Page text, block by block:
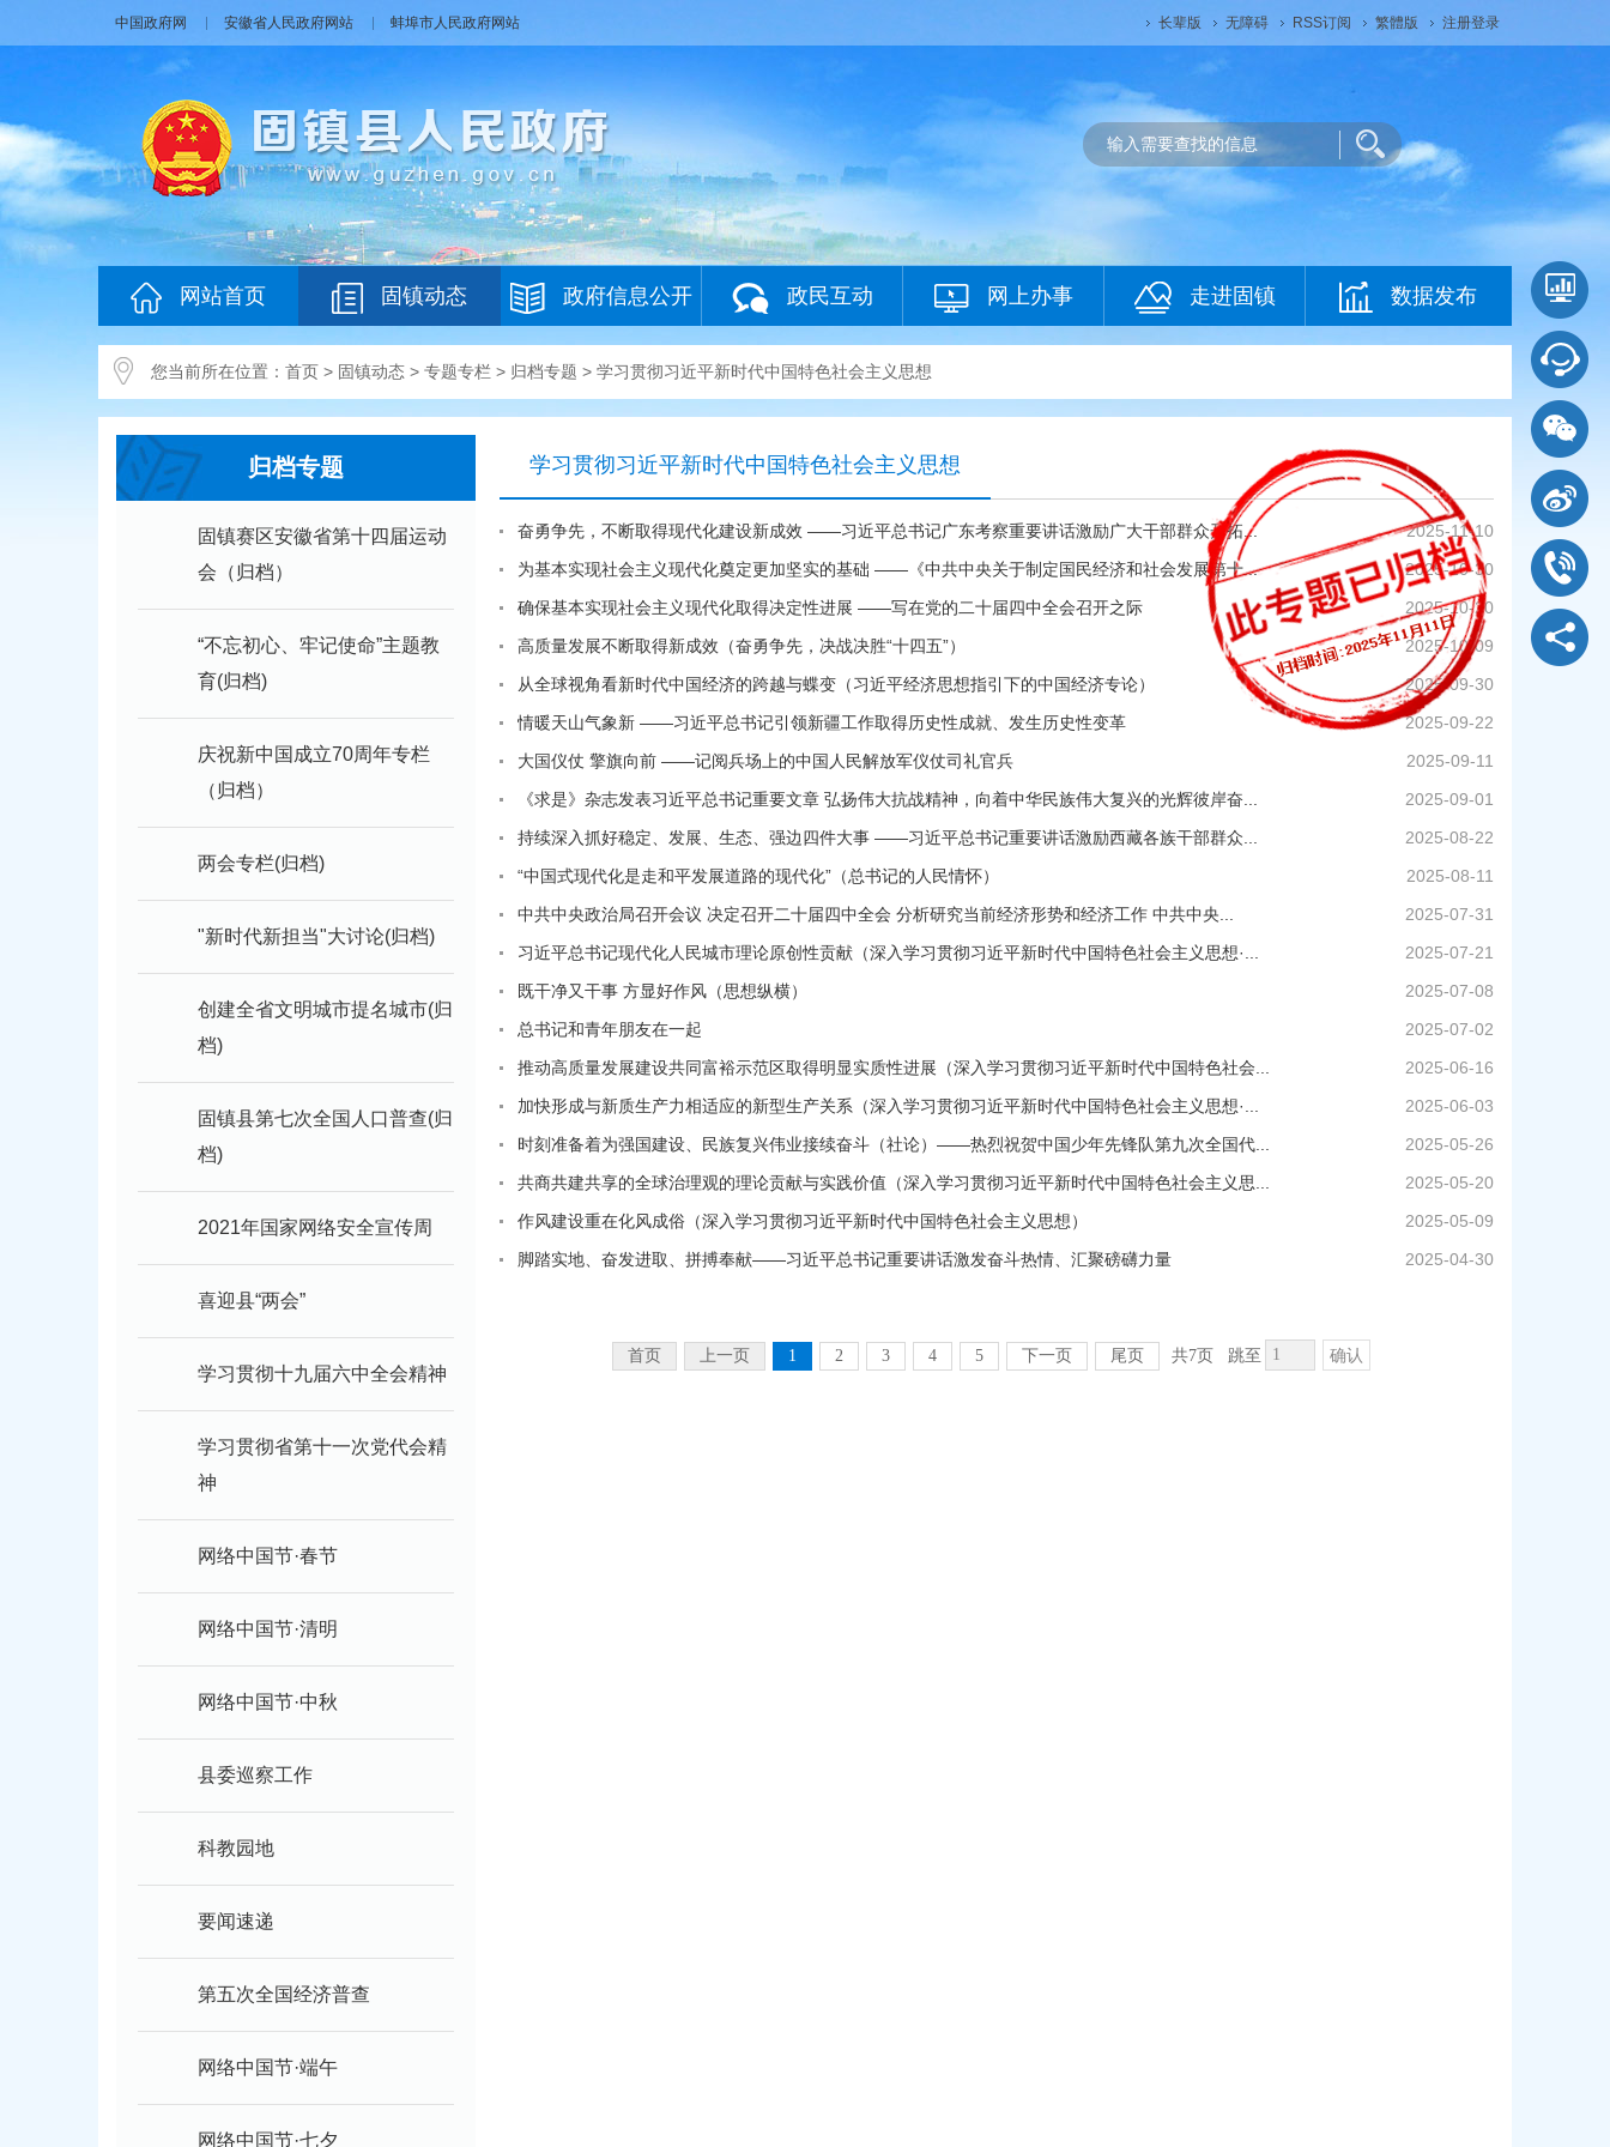
中国政府网 安徽省人民政府网站 蚌埠市人民政府网站 长辈版 无障碍 RSS订阅 繁體版 注册登录
网站首页 固镇动态 政府信息公开 政民互动 网上办事 走进固镇 数据发布
您当前所在位置： 首页 > 固镇动态 > 专题专栏 > 归档专题 > 学习贯彻习近平新时代中国特色社会主义思想
归档专题
固镇赛区安徽省第十四届运动
会（归档）
“不忘初心、牢记使命”主题教
育(归档)
庆祝新中国成立70周年专栏
（归档）
两会专栏(归档)
"新时代新担当"大讨论(归档)
创建全省文明城市提名城市(归
档)
固镇县第七次全国人口普查(归
档)
2021年国家网络安全宣传周
喜迎县“两会”
学习贯彻十九届六中全会精神
学习贯彻省第十一次党代会精
神
网络中国节·春节
网络中国节·清明
网络中国节·中秋
县委巡察工作
科教园地
要闻速递
第五次全国经济普查
网络中国节·端午
网络中国节·七夕
学习贯彻习近平新时代中国特色社会主义思想
2025-11-10
奋勇争先，不断取得现代化建设新成效 ——习近平总书记广东考察重要讲话激励广大干部群众开拓...
2025-10-30
为基本实现社会主义现代化奠定更加坚实的基础 ——《中共中央关于制定国民经济和社会发展第十...
2025-10-20
确保基本实现社会主义现代化取得决定性进展 ——写在党的二十届四中全会召开之际
2025-10-09
高质量发展不断取得新成效（奋勇争先，决战决胜“十四五”）
2025-09-30
从全球视角看新时代中国经济的跨越与蝶变（习近平经济思想指引下的中国经济专论）
2025-09-22
情暖天山气象新 ——习近平总书记引领新疆工作取得历史性成就、发生历史性变革
2025-09-11
大国仪仗 擎旗向前 ——记阅兵场上的中国人民解放军仪仗司礼官兵
2025-09-01
《求是》杂志发表习近平总书记重要文章 弘扬伟大抗战精神，向着中华民族伟大复兴的光辉彼岸奋...
2025-08-22
持续深入抓好稳定、发展、生态、强边四件大事 ——习近平总书记重要讲话激励西藏各族干部群众...
2025-08-11
“中国式现代化是走和平发展道路的现代化”（总书记的人民情怀）
2025-07-31
中共中央政治局召开会议 决定召开二十届四中全会 分析研究当前经济形势和经济工作 中共中央...
2025-07-21
习近平总书记现代化人民城市理论原创性贡献（深入学习贯彻习近平新时代中国特色社会主义思想·...
2025-07-08
既干净又干事 方显好作风（思想纵横）
2025-07-02
总书记和青年朋友在一起
2025-06-16
推动高质量发展建设共同富裕示范区取得明显实质性进展（深入学习贯彻习近平新时代中国特色社会...
2025-06-03
加快形成与新质生产力相适应的新型生产关系（深入学习贯彻习近平新时代中国特色社会主义思想·...
2025-05-26
时刻准备着为强国建设、民族复兴伟业接续奋斗（社论）——热烈祝贺中国少年先锋队第九次全国代...
2025-05-20
共商共建共享的全球治理观的理论贡献与实践价值（深入学习贯彻习近平新时代中国特色社会主义思...
2025-05-09
作风建设重在化风成俗（深入学习贯彻习近平新时代中国特色社会主义思想）
2025-04-30
脚踏实地、奋发进取、拼搏奉献——习近平总书记重要讲话激发奋斗热情、汇聚磅礴力量
首页 上一页 1 2 3 4 5 下一页 尾页 共7页 跳至 确认